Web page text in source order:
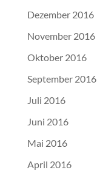
Dezember 2016
November 2016
Oktober 2016
September 2016
Juli 2016
Juni 2016
Mai 2016
April 2016